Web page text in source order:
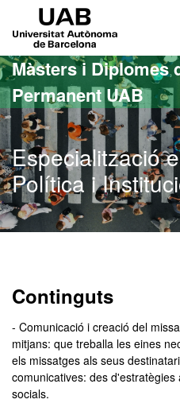
Ves al contingut principal
Ves a la navegació de la pàgina
Màsters i Diplomes
Permanent UAB
Especialització
Política i
Continguts
- Comunicació i creació del
mitjans: que treballa les eines
els missatges als seus
comunicatives: des
socials.